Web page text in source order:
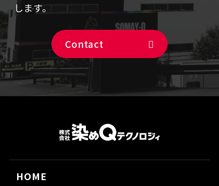
します。
Contact
HOME